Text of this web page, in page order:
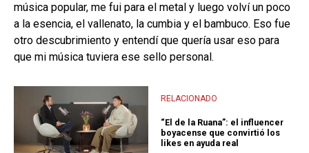
música popular, me fui para el metal y luego volví un poco
a la esencia, el vallenato, la cumbia y el bambuco. Eso fue
otro descubrimiento y entendí que quería usar eso para
que mi música tuviera ese sello personal.
RELACIONADO
“El de la Ruana”: el influencer
boyacense que convirtió los
likes en ayuda real